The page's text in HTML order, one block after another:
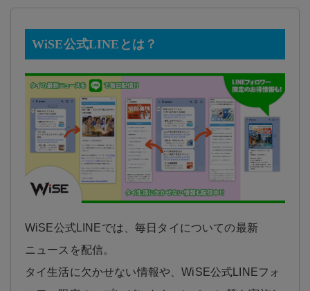
WiSE公式LINEとは？
WiSE公式LINEでは、毎日タイについての最新
ニュースを配信。
タイ生活に欠かせない情報や、WiSE公式LINEフォ